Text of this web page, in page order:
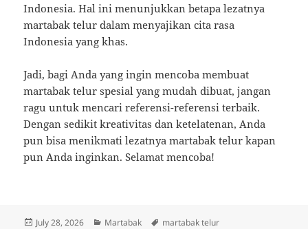
Indonesia. Hal ini menunjukkan betapa lezatnya
martabak telur dalam menyajikan cita rasa
Indonesia yang khas.
Jadi, bagi Anda yang ingin mencoba membuat
martabak telur spesial yang mudah dibuat, jangan
ragu untuk mencari referensi-referensi terbaik.
Dengan sedikit kreativitas dan ketelatenan, Anda
pun bisa menikmati lezatnya martabak telur kapan
pun Anda inginkan. Selamat mencoba!
Posted
July 28, 2026 Categories
Martabak Tags
martabak telur